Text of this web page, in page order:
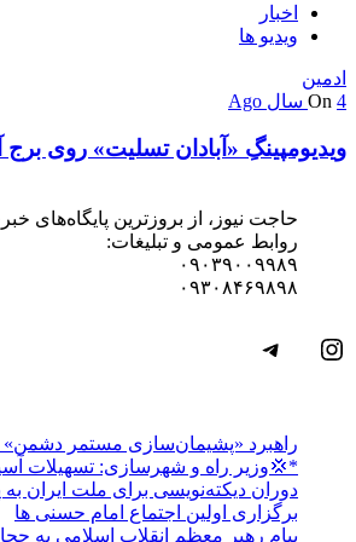
اخبار
ویدیو ها
ادمین
On 4 سال Ago
ویدیومپینگِ «آبادان تسلیت» روی برج
حاجت نیوز، از بروزترین پایگاه‌های
روابط عمومی و تبلیغات:
۰۹۰۳۹۰۰۹۹۸۹
۰۹۳۰۸۴۶۹۸۹۸
اینستاگرم
تلگرام
راهبرد «پشیمان‌سازی مستمر دشمن»
*💢وزیر راه و شهرسازی: تسهیلات آسیب‌دیدگان
دوران دیکته‌نویسی برای ملت ایران
برگزاری اولین اجتماع امام حسنی ها
پیام رهبر معظم انقلاب اسلامی به